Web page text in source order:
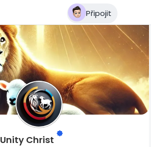
Připojit
Unity Christ